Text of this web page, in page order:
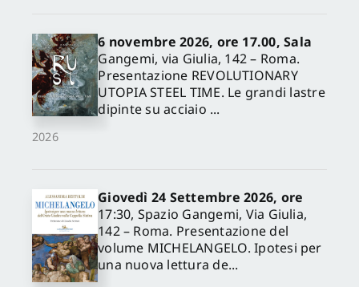
2026
6 novembre 2026, ore 17.00, Sala
Gangemi, via Giulia, 142 – Roma.
Presentazione REVOLUTIONARY
UTOPIA STEEL TIME. Le grandi lastre
dipinte su acciaio ...
Giovedì 24 Settembre 2026, ore
17:30, Spazio Gangemi, Via Giulia,
142 – Roma. Presentazione del
volume MICHELANGELO. Ipotesi per
una nuova lettura de...